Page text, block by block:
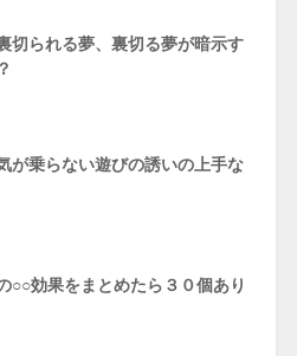
切られる夢、裏切る夢が暗示す
が乗らない遊びの誘いの上手な
○○効果をまとめたら３０個あり